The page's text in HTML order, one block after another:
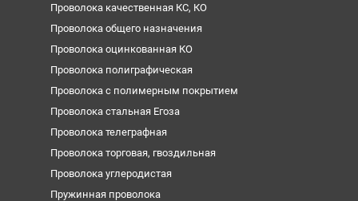
Проволока качественная КС, КО
Проволока общего назначения
Проволока оцинкованная КО
Проволока полиграфическая
Проволока с полимерным покрытием
Проволока стальная Егоза
Проволока телеграфная
Проволока торговая, гвоздильная
Проволока углеродистая
Пружинная проволока